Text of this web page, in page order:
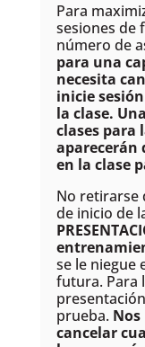
Para
sesiones de
número de
para una
necesita
inicie
la clase.
clases para
aparecerán
en la clase
No retirarse
de inicio de
se le niegue
futura. Para
prueba. Nos
cancelar